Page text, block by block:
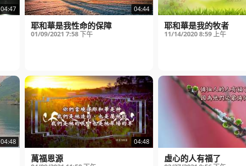
04:47 04:44
耶和華是我性命的保障
01/09/2021 7:58 下午
耶和華是我的牧者
11/14/20208:59 上午
04:48 04:48
萬福恩源 虛心的人有福了